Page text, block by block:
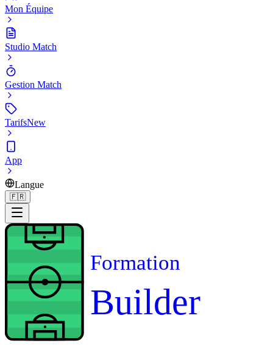
Mon Équipe
Studio Match
Gestion Match
TarifsNew
App
Langue
🇫🇷
Formation
Builder